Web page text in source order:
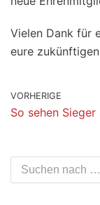
Vielen Dank für
eure
VORHERIGE
So sehen Sieger